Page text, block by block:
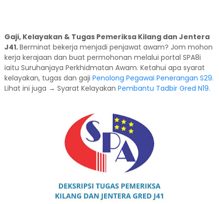
Gaji, Kelayakan & Tugas Pemeriksa Kilang dan Jentera
J41.Berminat bekerja menjadi penjawat awam? Jom mohon
kerja kerajaan dan buat permohonan melalui portal SPA8i
iaitu Suruhanjaya Perkhidmatan Awam. Ketahui apa syarat
kelayakan, tugas dan gaji Penolong Pegawai Penerangan S29.
Lihat ini juga → Syarat Kelayakan Pembantu Tadbir Gred N19.